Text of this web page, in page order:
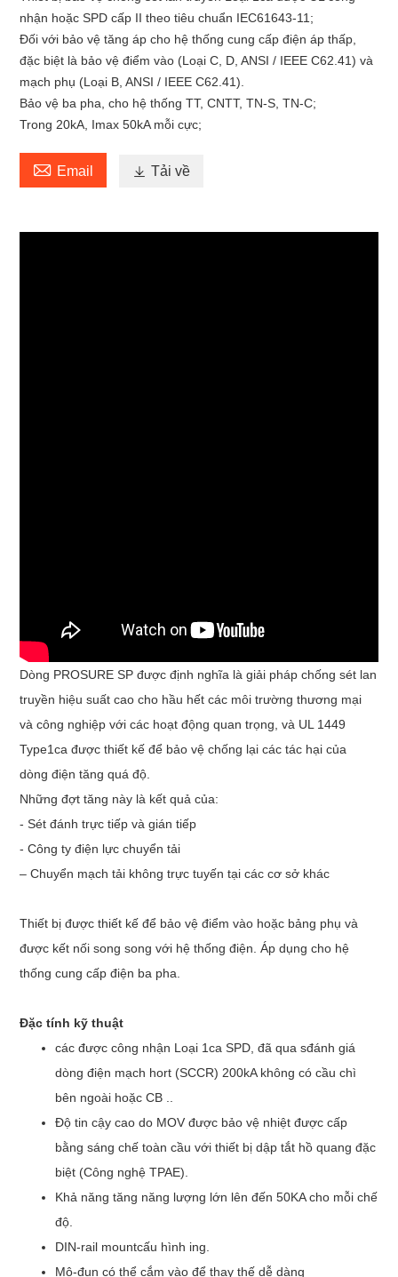
nhận hoặc SPD cấp II theo tiêu chuẩn IEC61643-11;
Đối với bảo vệ tăng áp cho hệ thống cung cấp điện áp thấp,
đặc biệt là bảo vệ điểm vào (Loại C, D, ANSI / IEEE C62.41) và
mạch phụ (Loại B, ANSI / IEEE C62.41).
Bảo vệ ba pha, cho hệ thống TT, CNTT, TN-S, TN-C;
Trong 20kA, Imax 50kA mỗi cực;
 Email  Tải về
Dòng PROSURE SP được định nghĩa là giải pháp chống sét lan
truyền hiệu suất cao cho hầu hết các môi trường thương mại
và công nghiệp với các hoạt động quan trọng, và UL 1449
Type1ca được thiết kế để bảo vệ chống lại các tác hại của
dòng điện tăng quá độ.
Những đợt tăng này là kết quả của:
- Sét đánh trực tiếp và gián tiếp
- Công ty điện lực chuyển tải
– Chuyển mạch tải không trực tuyến tại các cơ sở khác
Thiết bị được thiết kế để bảo vệ điểm vào hoặc bảng phụ và
được kết nối song song với hệ thống điện. Áp dụng cho hệ
thống cung cấp điện ba pha.
Đặc tính kỹ thuật
các được công nhận Loại 1ca SPD , đã qua sđánh giá
dòng điện mạch hort (SCCR) 200kA không có cầu chì
bên ngoài hoặc CB ..
Độ tin cậy cao do MOV được bảo vệ nhiệt được cấp
bằng sáng chế toàn cầu với thiết bị dập tắt hồ quang đặc
biệt (Công nghệ TPAE).
Khả năng tăng năng lượng lớn lên đến 50KA cho mỗi chế
độ.
DIN-rail mountcấu hình ing.
Mô-đun có thể cắm vào để thay thế dễ dàng